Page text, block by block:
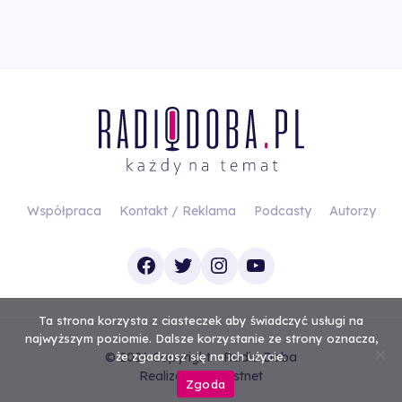
Współpraca Kontakt / Reklama Podcasty Autorzy
Facebook
TwitterInstagram
YouTube
© 2026 Copyright - Radio Doba
RealizacjaInvestnet
Ta strona korzysta z ciasteczek aby świadczyć usługi na
najwyższym poziomie. Dalsze korzystanie ze strony oznacza,
że zgadzasz się na ich użycie.
Zgoda